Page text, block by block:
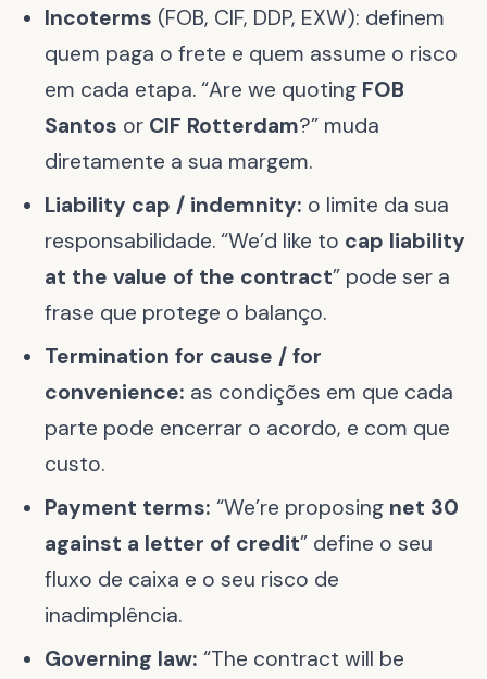
Incoterms (FOB, CIF, DDP, EXW): definem
quem paga o frete e quem assume o risco
em cada etapa. “Are we quoting FOB
Santos or CIF Rotterdam?” muda
diretamente a sua margem.
Liability cap / indemnity: o limite da sua
responsabilidade. “We’d like to cap liability
at the value of the contract” pode ser a
frase que protege o balanço.
Termination for cause / for
convenience: as condições em que cada
parte pode encerrar o acordo, e com que
custo.
Payment terms: “We’re proposing net 30
against a letter of credit” define o seu
fluxo de caixa e o seu risco de
inadimplência.
Governing law: “The contract will be